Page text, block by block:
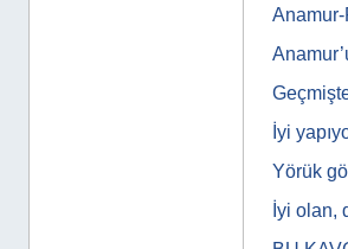
Anamur-
İyi
Yörük
İyi olan,